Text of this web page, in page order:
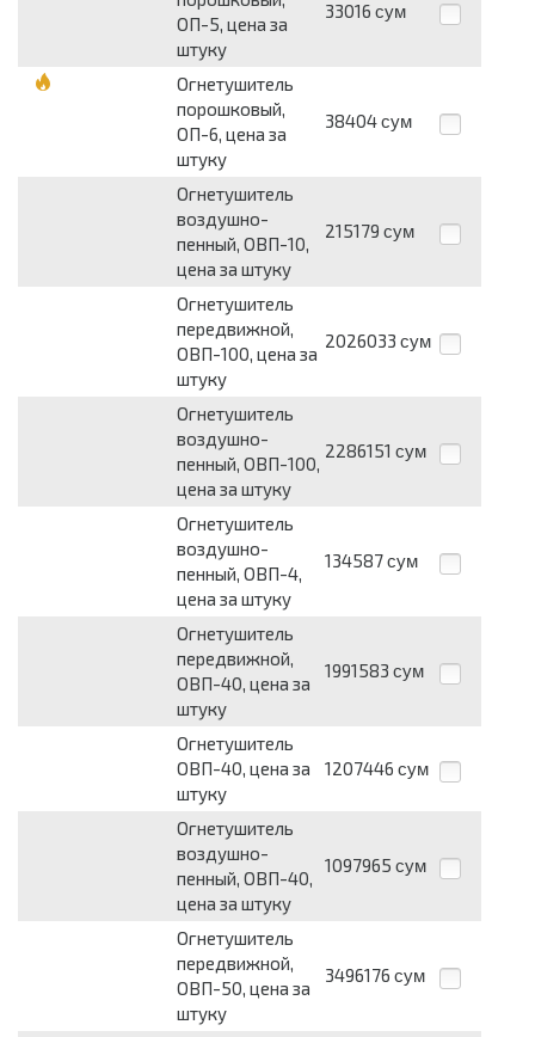
ОП-5, цена за
штуку
33016 сум
Огнетушитель
порошковый,
ОП-6, цена за
штуку
38404 сум
Огнетушитель
воздушно-
пенный, ОВП-10,
цена за штуку
215179 сум
Огнетушитель
передвижной,
ОВП-100, цена за
штуку
2026033 сум
Огнетушитель
воздушно-
пенный, ОВП-100,
цена за штуку
2286151 сум
Огнетушитель
воздушно-
пенный, ОВП-4,
цена за штуку
134587 сум
Огнетушитель
передвижной,
ОВП-40, цена за
штуку
1991583 сум
Огнетушитель
ОВП-40, цена за
штуку
1207446 сум
Огнетушитель
воздушно-
пенный, ОВП-40,
цена за штуку
1097965 сум
Огнетушитель
передвижной,
ОВП-50, цена за
штуку
3496176 сум